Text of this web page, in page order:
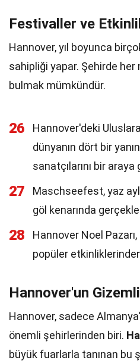
Festivaller ve
Hannover, yıl boyunca
sahipliği yapar. Şehirde
bulmak mümkündür.
26
Hannover'deki
dünyanın dört bir
sanatçılarını bir araya
27
Maschseefest, yaz
göl kenarında
28
Hannover Noel
popüler
Hannover'un
Hannover, sadece
önemli şehirlerinden biri.
büyük fuarlarla tanınan bu